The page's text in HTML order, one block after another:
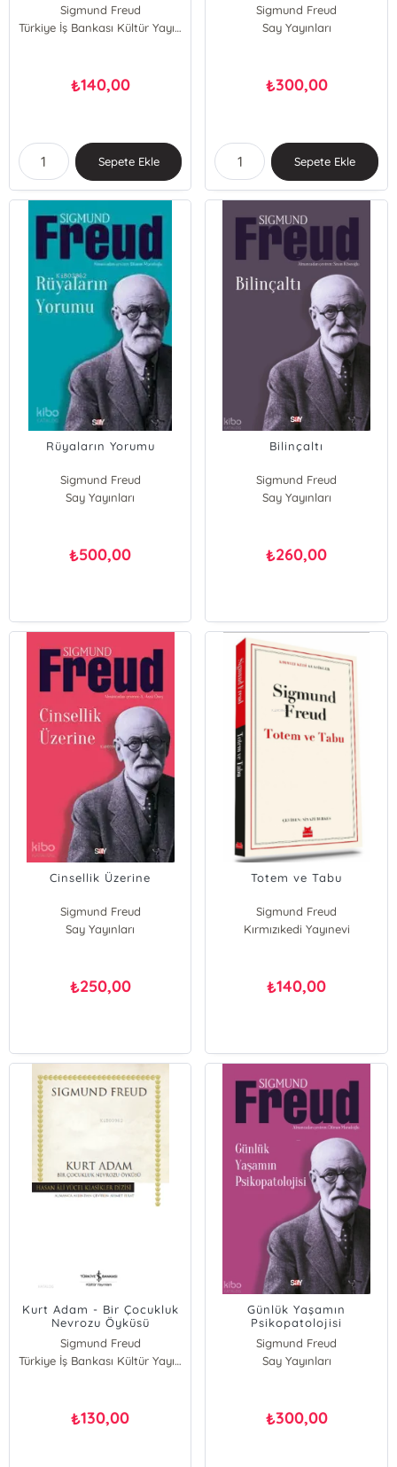
Sigmund Freud
Türkiye İş Bankası Kültür Yayınları
₺140,00
Sepete Ekle
Sigmund Freud
Say Yayınları
₺300,00
Sepete Ekle
Rüyaların Yorumu
Sigmund Freud
Say Yayınları
₺500,00
Bilinçaltı
Sigmund Freud
Say Yayınları
₺260,00
Cinsellik Üzerine
Sigmund Freud
Say Yayınları
₺250,00
Totem ve Tabu
Sigmund Freud
Kırmızıkedi Yayınevi
₺140,00
Kurt Adam - Bir Çocukluk
Nevrozu Öyküsü
Sigmund Freud
Türkiye İş Bankası Kültür Yayınları
₺130,00
Günlük Yaşamın
Psikopatolojisi
Sigmund Freud
Say Yayınları
₺300,00